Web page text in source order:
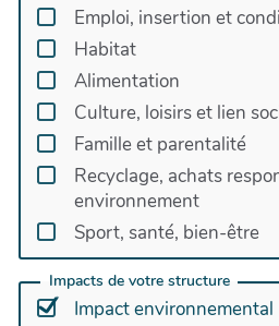
Emploi, insertion et
Habitat
Alimentation
Culture, loisirs et lien
Famille et parentalité
Recyclage, achats
environnement
Sport, santé, bien-être
Impacts de votre structure
Impact environnemental